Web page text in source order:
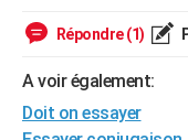
Alimentation
Guide de la santé
Maladies
Médicaments
Sommeil
VOYAGE
Destinations
City break
Voyage nature
Voyage de noces
Forum
Climat
PHOTO
GUIDES D'ACHAT
Répondre (1)
A voir également:
Doit on essayer